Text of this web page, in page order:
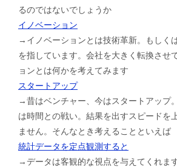
るのではないでしょうか
イノベーション
→イノベーションとは技術革新。もしく
を指しています。会社を大きく転換させ
ョンとは何かを考えてみます
スタートアップ
→昔はベンチャー、今はスタートアップ
は時間との戦い。結果を出すスピードを
ません。そんなとき考えることといえば
統計データを定点観測すると
→データは客観的な視点を与えてくれま